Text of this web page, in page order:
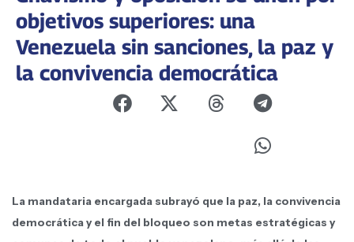
objetivos superiores: una
Venezuela sin sanciones, la paz y
la convivencia democrática
La mandataria encargada subrayó que la paz, la convivencia
democrática y el fin del bloqueo son metas estratégicas y